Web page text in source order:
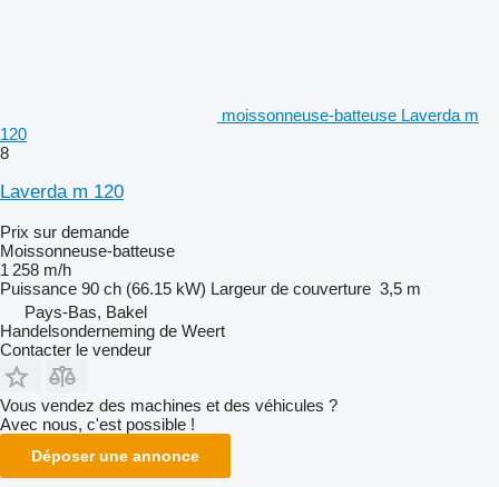
moissonneuse-batteuse Laverda m
120
8
Laverda m 120
Prix sur demande
Moissonneuse-batteuse
1 258 m/h
Puissance 90 ch (66.15 kW) Largeur de couverture 3,5 m
Pays-Bas, Bakel
Handelsonderneming de Weert
Contacter le vendeur
Vous vendez des machines et des véhicules ?
Avec nous, c'est possible !
Déposer une annonce